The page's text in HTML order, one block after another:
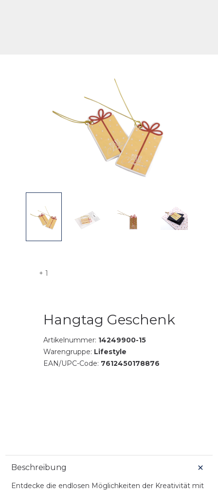
+ 1
Hangtag Geschenk
Artikelnummer: 14249900-15
Warengruppe: Lifestyle
EAN/UPC-Code: 7612450178876
Beschreibung
Entdecke die endlosen Möglichkeiten der Kreativität mit